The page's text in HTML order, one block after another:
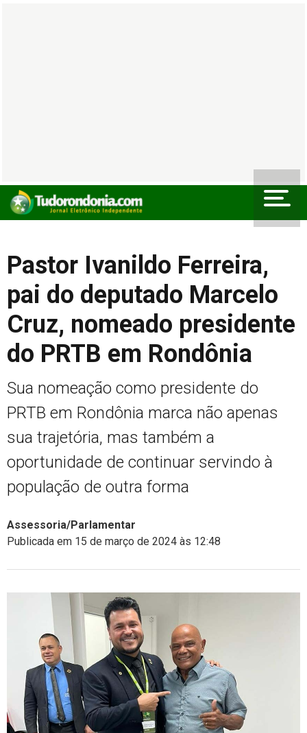
Pastor Ivanildo Ferreira,
pai do deputado Marcelo
Cruz, nomeado presidente
do PRTB em Rondônia
Sua nomeação como presidente do
PRTB em Rondônia marca não apenas
sua trajetória, mas também a
oportunidade de continuar servindo à
população de outra forma
Assessoria/Parlamentar
Publicada em 15 de março de 2024 às 12:48